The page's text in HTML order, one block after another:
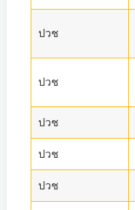
ปวช
ปวช
ปวช
ปวช
ปวช